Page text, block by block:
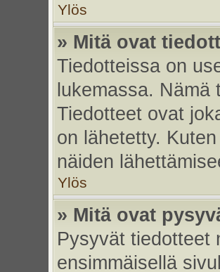
Ylös
» Mitä ovat
Tiedotteissa on
lukemassa.
Tiedotteet ovat
on lähetetty.
näiden
Ylös
» Mitä ovat
Pysyvät tiedotteet
ensimmäisellä